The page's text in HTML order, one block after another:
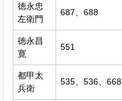
徳永忠
左衛門
687、688
徳永昌
寛
551
都甲太
兵衛
535、536、668